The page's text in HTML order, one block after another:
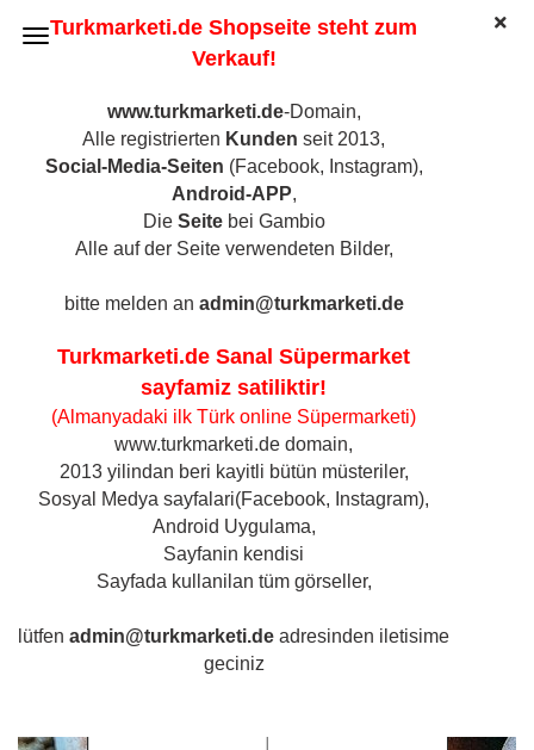
Turkmarketi.de Shopseite steht zum
Verkauf!
www.turkmarketi.de-Domain,
Alle registrierten Kunden seit 2013,
Social-Media-Seiten (Facebook, Instagram),
Android-APP,
Die Seitebei Gambio
Alle auf der Seite verwendeten Bilder,
bitte melden an admin@turkmarketi.de
Turkmarketi.de Sanal Süpermarket
sayfamiz satiliktir!
(Almanyadaki ilk Türk online Süpermarketi)
www.turkmarketi.de domain,
2013 yilindan beri kayitli bütün müsteriler,
Sosyal Medya sayfalari(Facebook, Instagram),
Android Uygulama,
Sayfanin kendisi
Sayfada kullanilan tüm görseller,
lütfen admin@turkmarketi.de adresinden iletisime
geciniz
Seit 2013 der türkische Markt in Ihrer Nähe